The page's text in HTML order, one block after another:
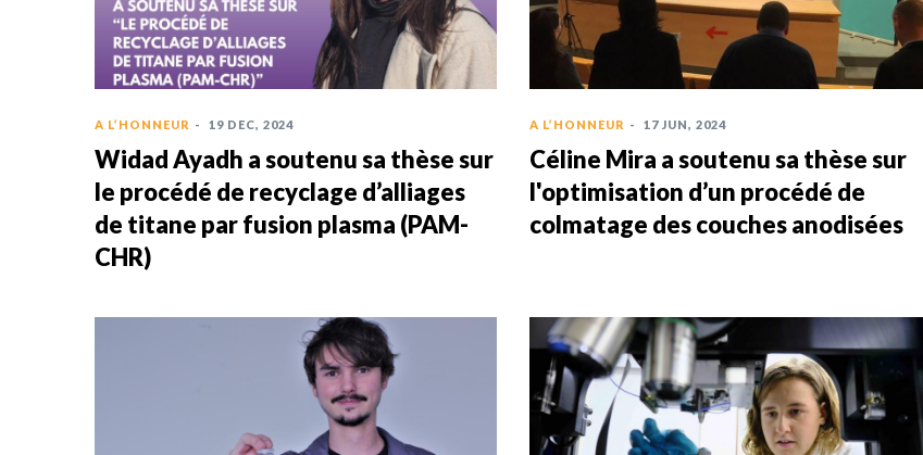
A L’HONNEUR - 19 DEC, 2024
Widad Ayadh a soutenu sa thèse sur
le procédé de recyclage d’alliages
de titane par fusion plasma (PAM-
CHR)
A L’HONNEUR - 17 JUN, 2024
Céline Mira a soutenu sa thèse sur
l'optimisation d’un procédé de
colmatage des couches anodisées